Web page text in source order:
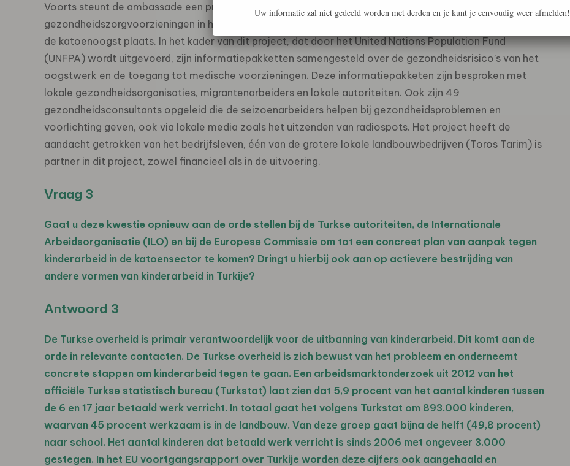
Voorts steunt de ambassade een project gericht op het verbeteren van de toegang tot
gezondheidszorgvoorzieningen in het Zuidoosten van Turkije. In dit gebied vindt een belangrijk deel van
de katoenoogst plaats. In het kader van dit project, dat door het United Nations Population Fund
(UNFPA) wordt uitgevoerd, zijn informatiepakketten samengesteld over de gezondheidsrisico’s van het
oogstwerk en de toegang tot medische voorzieningen. Deze informatiepakketen zijn besproken met
lokale gezondheidsorganisaties, migrantenarbeiders en lokale autoriteiten. Ook zijn 49
gezondheidsconsultants opgeleid die de seizoenarbeiders helpen bij gezondheidsproblemen en
voorlichting geven, ook via lokale media zoals het uitzenden van radiospots. Het project heeft de
aandacht getrokken van het bedrijfsleven, één van de grotere lokale landbouwbedrijven (Toros Tarim) is
partner in dit project, zowel financieel als in de uitvoering.
Vraag 3
Gaat u deze kwestie opnieuw aan de orde stellen bij de Turkse autoriteiten, de Internationale
Arbeidsorganisatie (ILO) en bij de Europese Commissie om tot een concreet plan van aanpak tegen
kinderarbeid in de katoensector te komen? Dringt u hierbij ook aan op actievere bestrijding van
andere vormen van kinderarbeid in Turkije?
Antwoord 3
De Turkse overheid is primair verantwoordelijk voor de uitbanning van kinderarbeid. Dit komt aan de
orde in relevante contacten. De Turkse overheid is zich bewust van het probleem en onderneemt
concrete stappen om kinderarbeid tegen te gaan. Een arbeidsmarktonderzoek uit 2012 van het
officiële Turkse statistisch bureau (Turkstat) laat zien dat 5,9 procent van het aantal kinderen tussen
de 6 en 17 jaar betaald werk verricht. In totaal gaat het volgens Turkstat om 893.000 kinderen,
waarvan 45 procent werkzaam is in de landbouw. Van deze groep gaat bijna de helft (49,8 procent)
naar school. Het aantal kinderen dat betaald werk verricht is sinds 2006 met ongeveer 3.000
gestegen. In het EU voortgangsrapport over Turkije worden deze cijfers ook aangehaald en
Uw informatie zal niet gedeeld worden met derden en je kunt je eenvoudig weer afmelden!